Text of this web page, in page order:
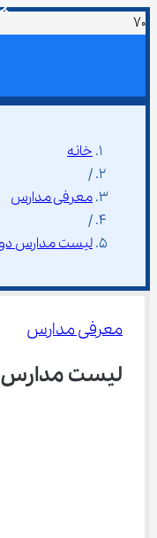
خانه
/
معرفی مدارس
/
لیست مدارس دو
معرفی مدارس
لیست مدارس